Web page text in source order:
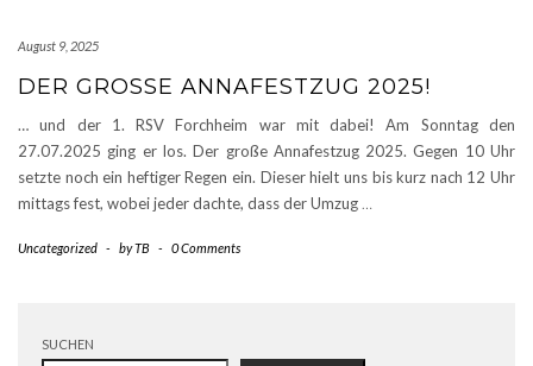
August 9, 2025
DER GROSSE ANNAFESTZUG 2025!
… und der 1. RSV Forchheim war mit dabei! Am Sonntag den
27.07.2025 ging er los. Der große Annafestzug 2025. Gegen 10 Uhr
setzte noch ein heftiger Regen ein. Dieser hielt uns bis kurz nach 12 Uhr
mittags fest, wobei jeder dachte, dass der Umzug …
Uncategorized - byTB - 0 Comments
SUCHEN